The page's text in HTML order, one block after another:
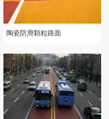
陶瓷防滑顆粒路面